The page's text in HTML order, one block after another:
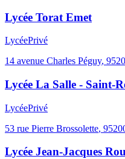
Lycée Torat Emet
LycéePrivé
14 avenue Charles Péguy,
Lycée La Salle - Saint-
LycéePrivé
53 rue Pierre Brossolette,
Lycée Jean-Jacques